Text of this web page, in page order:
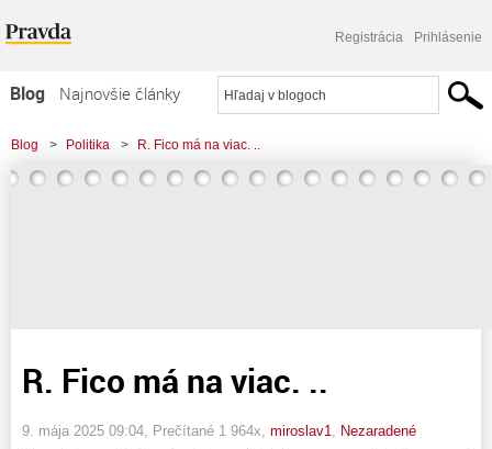
Registrácia Prihlásenie
Blog
Najnovšie články
Najčítanejšie články
Najkomentovanejšie články
Blog > Politika > R. Fico má na viac. ..
R. Fico má na viac. ..
9. mája 2025 09:04 , Prečítané 1 964x, miroslav1 Nezaradené